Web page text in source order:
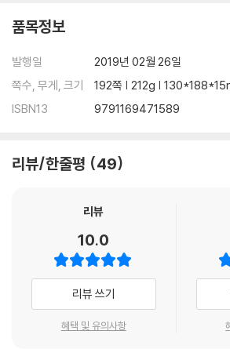
품목정보
발행일
2019년 02월 26일
쪽수, 무게, 크기
192쪽 | 212g |
ISBN13
9791169471589
리뷰/한줄평 49
리뷰
10.0
리뷰 쓰기
혜택 및 유의사항